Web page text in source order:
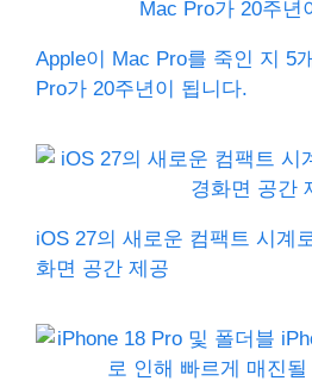
Apple이 Mac Pro를 죽인 지 5
Pro가 20주년이 됩니다.
iOS 27의 새로운 컴팩트 시계
화면 공간 제공